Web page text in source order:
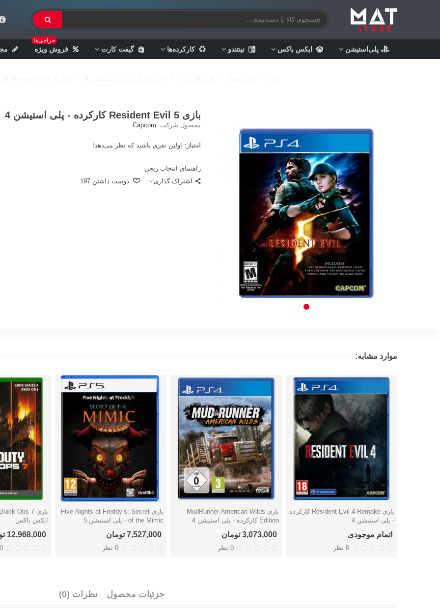
پلی‌استیشن ایکس باکس نینتندو کارکرده‌ها گیفت کارت فروش ویژه
حراجی‌ها
بازی Resident Evil 5 کارکرده - پلی استیشن 4
محصول شرکت: Capcom
امتیاز: اولین نفری باشید که نظر می‌دهد!
راهنمای انتخاب ریجن
اشتراک گذاری
دوست داشتن 197
موارد مشابه:
دوست داشتن
بازی Resident Evil 4 Remake کارکرده
- پلی استیشن 4
اتمام موجودی
0 نظر
دوست داشتن
بازی MudRunner American Wilds
Edition کارکرده - پلی استیشن 4
3,073,000 تومان
0 نظر
دوست داشتن
بازی Five Nights at Freddy’s: Secret
of the Mimic - پلی استیشن 5
7,527,000 تومان
0 نظر
دوست
ایکس باکس
12,968,000 تومان
0 نظر
جزئیات محصول نظرات (0)